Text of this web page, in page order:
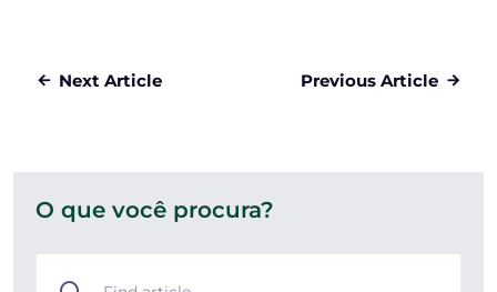
Next Article Previous Article
O que você procura?